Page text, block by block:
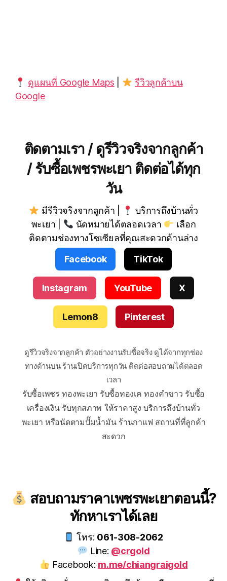
ดูแผนที่ Google Maps
รีวิวลูกค้าบน
Google
ติดตามเรา / ดูรีวิวจริงจากลูกค้า
/ รับซื้อเพชรพะเยา ติดต่อได้ทุก
วัน
มีรีวิวจริงจากลูกค้า |
บริการถึงบ้านทั่ว
พะเยา |
นัดหมายได้ตลอดเวลา
เลือก
ติดตามช่องทางโซเซียลที่คุณสะดวกด้านล่าง
Facebook
TikTok
Instagram YouTube X
Lemon8 Pinterest
ดูรีวิวจริงจากลูกค้า ตัวอย่างงานรับซื้อจริง ดูได้จากทุกช่อง
ทางด้านบน ร้านเปิดบริการทุกวัน ติดต่อสอบถามได้ตลอด
เวลา
รับซื้อเพชร ทองพะเยา รับซื้อทองเค ทองคำขาว รับซื้อ
เครื่องเงิน รับทุกสภาพ ให้ราคาสูง บริการถึงบ้านทั่ว
พะเยา หรือนัดตามปั๊มน้ำมัน ร้านกาแฟ สถานที่ที่ลูกค้า
สะดวก
สอบถามราคาเพชรพะเยาตอนนี้?
ทักหาเราได้เลย
โทร: 061-308-2062
Line: @crgold
Facebook: m.me/chiangraigold